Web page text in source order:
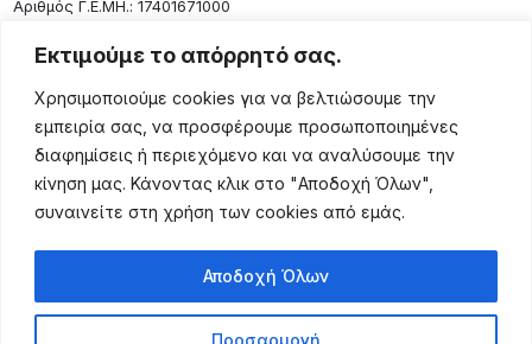
Εκτιμούμε το απόρρητό σας.
Χρησιμοποιούμε cookies για να βελτιώσουμε την
εμπειρία σας, να προσφέρουμε προσωποποιημένες
διαφημίσεις ή περιεχόμενο και να αναλύσουμε την
κίνηση μας. Κάνοντας κλικ στο "Αποδοχή Όλων",
συναινείτε στη χρήση των cookies από εμάς.
Προσαρμογή
Αποδοχή Όλων
Aριθμός Γ.Ε.ΜΗ.: 17401671000
Επικοινωνία
Ρόδου 133, Αθήνα 10443
(+30) 211 725 5427
sales@lightingexpert.gr
Χρήσιμες Σελίδες
Προϊόντα